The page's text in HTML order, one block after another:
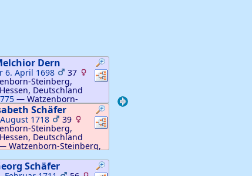
Verknüpfungen
Verknüpfungen
Dern
6. April 1698 37
Steinberg,
Deutschland
— Watzenborn-
Hessen, Deutschland
Verknüpfungen
Verknüpfungen
Schäfer
1718 39
Steinberg,
Deutschland
Watzenborn-Steinberg,
Schäfer